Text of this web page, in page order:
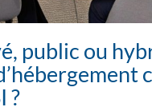
public ou
?